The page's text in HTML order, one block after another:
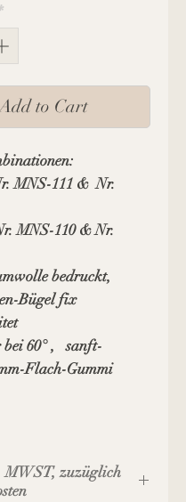
Add to Cart
MNS-111 & Nr.
MNS-110 & Nr.
bedruckt,
Bügel fix
bei 60° , sanft-
Flach-Gummi
MWST, zuzüglich